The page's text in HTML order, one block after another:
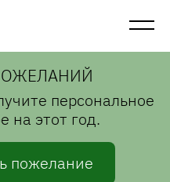
персональное
на этот год.
Сгенерировать пожелание